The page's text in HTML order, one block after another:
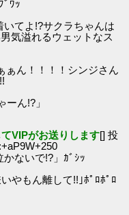
ﾞﾜｯ
てよ!?サクラちゃんは
気溢れるウェットなス
ぁん！！！！シンジさん
ん!?」
VIPがお送りします[] 投
ないで!?」ｶﾞｼｯ
やもん離して!!｣ﾎﾟﾛﾎﾟﾛ